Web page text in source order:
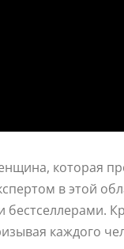
которая
в этой
бестселлерами.
каждого